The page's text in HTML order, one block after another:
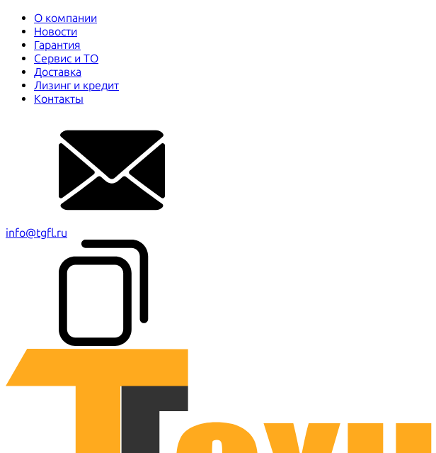
О компании
Новости
Гарантия
Сервис и ТО
Доставка
Лизинг и кредит
Контакты
info@tgfl.ru